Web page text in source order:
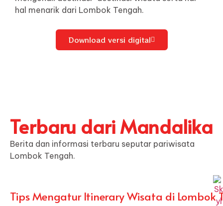
hal menarik dari Lombok Tengah.
Download versi digital
Terbaru dari Mandalika
Berita dan informasi terbaru seputar pariwisata
Lombok Tengah.
Tips Mengatur Itinerary Wisata di Lombok